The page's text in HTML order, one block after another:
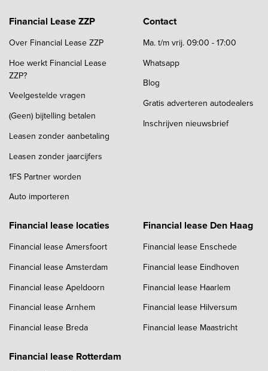
Financial Lease ZZP
Over Financial Lease ZZP
Hoe werkt Financial Lease
ZZP?
Veelgestelde vragen
(Geen) bijtelling betalen
Leasen zonder aanbetaling
Leasen zonder jaarcijfers
1FS Partner worden
Auto importeren
Contact
Ma. t/m vrij. 09:00 - 17:00
Whatsapp
Blog
Gratis adverteren autodealers
Inschrijven nieuwsbrief
Financial lease locaties
Financial lease Amersfoort
Financial lease Amsterdam
Financial lease Apeldoorn
Financial lease Arnhem
Financial lease Breda
Financial lease Den Haag
Financial lease Enschede
Financial lease Eindhoven
Financial lease Haarlem
Financial lease Hilversum
Financial lease Maastricht
Financial lease Rotterdam